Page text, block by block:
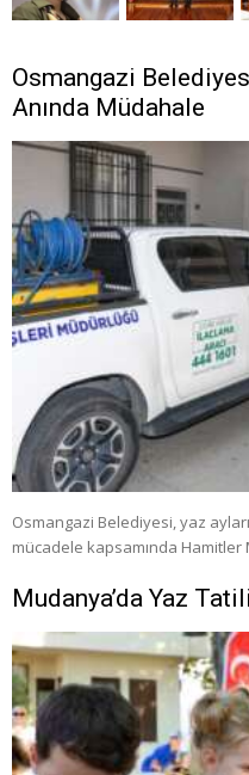
Osmangazi
Anında Müdahale
Osmangazi Belediyesi, yaz
mücadele kapsamında
Mudanya’da Yaz